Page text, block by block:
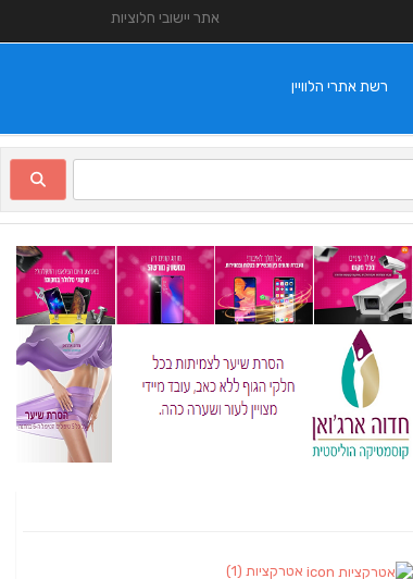
אתר יישובי חלוציות
רשת אתרי הלוויין
אטרקציות (1)